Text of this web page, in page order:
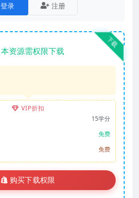
登录 注册
下载
本资源需权限下载
VIP折扣
15学分
免费
免费
购买下载权限